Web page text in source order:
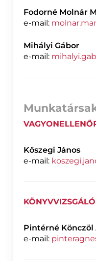
Fodorné Molnár
e-mail:
Mihályi Gábor
e-mail:
Kőszegi János
e-mail:
KÖNYVVIZSGÁLÓ
Pintérné Könczöl
e-mail: